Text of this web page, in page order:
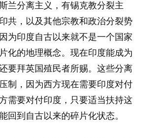
兰分离主义，有锡克教分裂主
共，以及其他宗教和政治分裂势
为印度自古以来就不是一个国家
化的地理概念。现在印度能成为
要拜英国殖民者所赐。这些分离
制，因为西方现在需要印度对付
需要对付印度，只要适当扶持这
回到自古以来的碎片化状态。